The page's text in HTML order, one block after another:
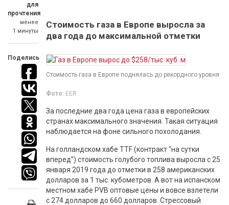
для
прочтения
менее
1 минуты
Поделись
Стоимость газа в Европе выросла за
два года до максимальной отметки
Стоимость газа в Европе поднялась до рекордного уровня
Фото: EER
За последние два года цена газа в европейских
странах максимального значения. Такая ситуация
наблюдается на фоне сильного похолодания.
На голландском хабе TTF (контракт “на сутки
вперед”) стоимость голубого топлива выросла с 25
января 2019 года до отметки в 258 американских
долларов за 1 тыс. кубометров. А вот на испанском
местном хабе PVB оптовые цены и вовсе взлетели
с 274 долларов до 660 долларов. Стрессовый